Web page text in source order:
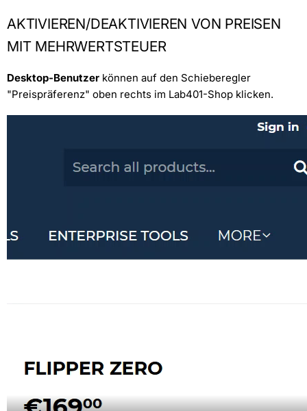
AKTIVIEREN/DEAKTIVIEREN VON PREISEN
MIT MEHRWERTSTEUER
Desktop-Benutzer können auf den Schieberegler
"Preispräferenz" oben rechts im Lab401-Shop klicken.